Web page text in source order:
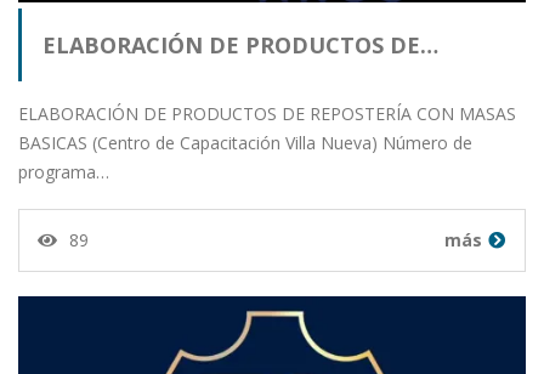
ELABORACIÓN DE PRODUCTOS DE…
ELABORACIÓN DE PRODUCTOS DE REPOSTERÍA CON MASAS
BASICAS (Centro de Capacitación Villa Nueva) Número de
programa…
89 más